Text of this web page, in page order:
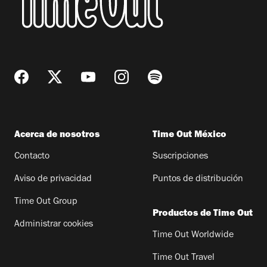
Acerca de nosotros
Contacto
Aviso de privacidad
Time Out Group
Administrar cookies
Time Out México
Suscripciones
Puntos de distribución
Productos de Time Out
Time Out Worldwide
Time Out Travel